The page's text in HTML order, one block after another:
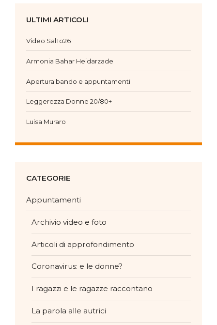
ULTIMI ARTICOLI
Video SalTo26
Armonia Bahar Heidarzade
Apertura bando e appuntamenti
Leggerezza Donne 20/80+
Luisa Muraro
CATEGORIE
Appuntamenti
Archivio video e foto
Articoli di approfondimento
Coronavirus: e le donne?
I ragazzi e le ragazze raccontano
La parola alle autrici